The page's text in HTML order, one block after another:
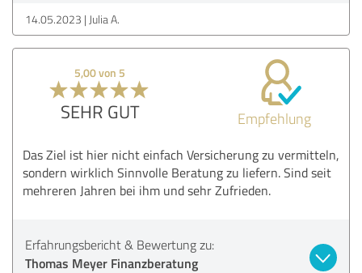
14.05.2023 Julia A.
5,00 von 5
SEHR GUT Empfehlung
Das Ziel ist hier nicht einfach Versicherung zu vermitteln,
sondern wirklich Sinnvolle Beratung zu liefern. Sind seit
mehreren Jahren bei ihm und sehr Zufrieden.
Erfahrungsbericht & Bewertung zu:
Thomas Meyer Finanzberatung